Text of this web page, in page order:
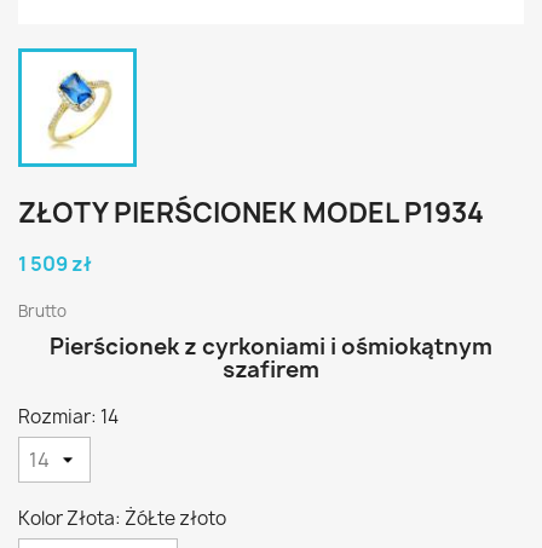
ZŁOTY PIERŚCIONEK MODEL P1934
1 509 zł
Brutto
Pierścionek z cyrkoniami i ośmiokątnym
szafirem
Rozmiar: 14
Kolor Złota: ŻóŁte złoto